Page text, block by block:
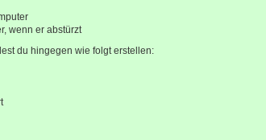
wenn er abstürzt
du hingegen wie folgt erstellen: